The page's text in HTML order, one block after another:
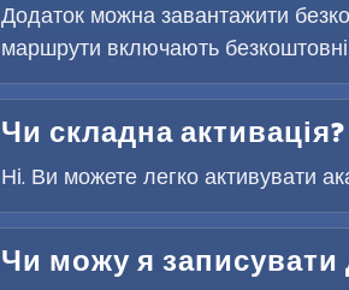
Додаток можна завантажити
маршрути включають
Чи складна активація?
Ні. Ви можете легко активувати
Чи можу я записувати